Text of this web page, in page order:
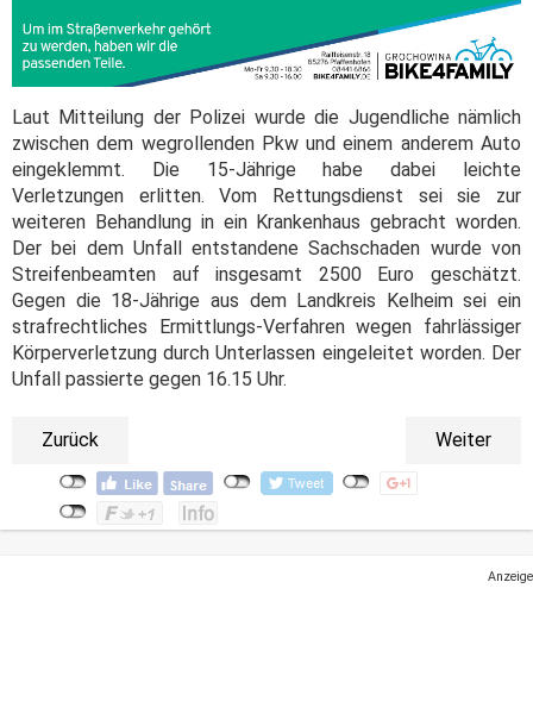
Laut Mitteilung der Polizei wurde die Jugendliche nämlich
zwischen dem wegrollenden Pkw und einem anderem Auto
eingeklemmt. Die 15-Jährige habe dabei leichte
Verletzungen erlitten. Vom Rettungsdienst sei sie zur
weiteren Behandlung in ein Krankenhaus gebracht worden.
Der bei dem Unfall entstandene Sachschaden wurde von
Streifenbeamten auf insgesamt 2500 Euro geschätzt.
Gegen die 18-Jährige aus dem Landkreis Kelheim sei ein
strafrechtliches Ermittlungs-Verfahren wegen fahrlässiger
Körperverletzung durch Unterlassen eingeleitet worden. Der
Unfall passierte gegen 16.15 Uhr.
Zurück Weiter
Anzeige